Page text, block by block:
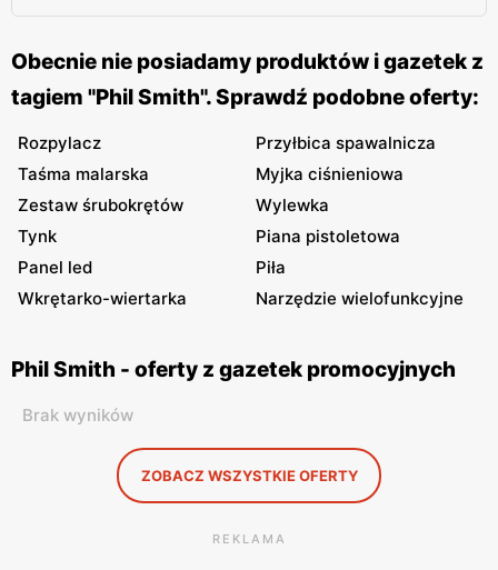
Obecnie nie posiadamy produktów i gazetek z
tagiem "Phil Smith". Sprawdź podobne oferty:
Rozpylacz
Przyłbica spawalnicza
Taśma malarska
Myjka ciśnieniowa
Zestaw śrubokrętów
Wylewka
Tynk
Piana pistoletowa
Panel led
Piła
Wkrętarko-wiertarka
Narzędzie wielofunkcyjne
Phil Smith - oferty z gazetek promocyjnych
Brak wyników
ZOBACZ WSZYSTKIE OFERTY
REKLAMA